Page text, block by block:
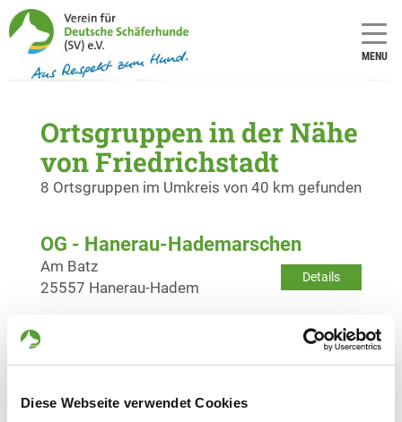
Diese Webseite verwendet Cookies
MENU
Ortsgruppen in der Nähe
von Friedrichstadt
8 Ortsgruppen im Umkreis von 40 km gefunden
OG - Hanerau-Hademarschen
Details
Am Batz
25557 Hanerau-Hadem
Wennemannswisch 24a